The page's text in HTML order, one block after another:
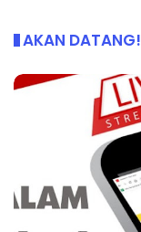
AKAN DATANG!